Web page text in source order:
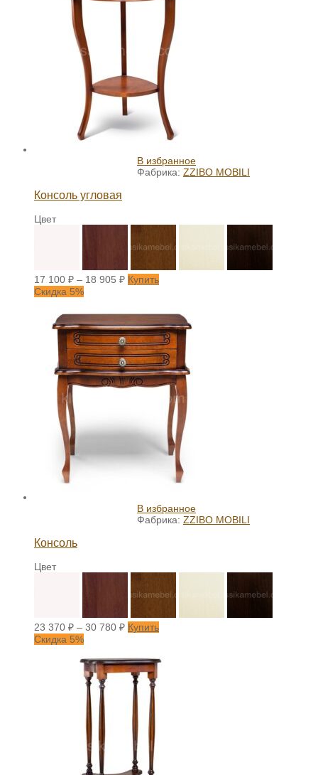
В избранное
Фабрика: ZZIBO MOBILI
Консоль угловая
Цвет
17 100 ₽ – 18 905 ₽ Купить
Скидка 5%
В избранное
Фабрика: ZZIBO MOBILI
Консоль
Цвет
23 370 ₽ – 30 780 ₽ Купить
Скидка 5%